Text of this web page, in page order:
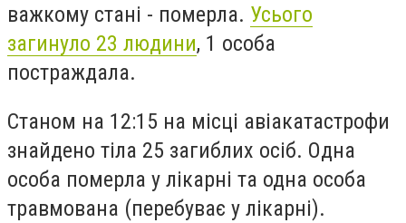
важкому стані - померла. Усього
загинуло 23 людини, 1 особа
постраждала.
Станом на 12:15 на місці авіакатастрофи
знайдено тіла 25 загиблих осіб. Одна
особа померла у лікарні та одна особа
травмована (перебуває у лікарні).